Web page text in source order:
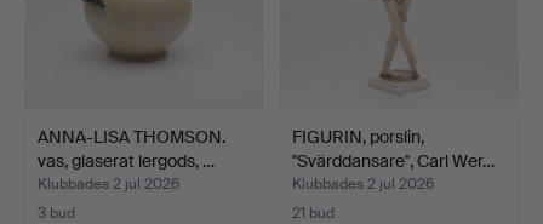
ANNA-LISA THOMSON.
vas, glaserat lergods, …
Klubbades 2 jul 2026
3 bud
FIGURIN, porslin,
"Svärddansare", Carl Wer…
Klubbades 2 jul 2026
21 bud